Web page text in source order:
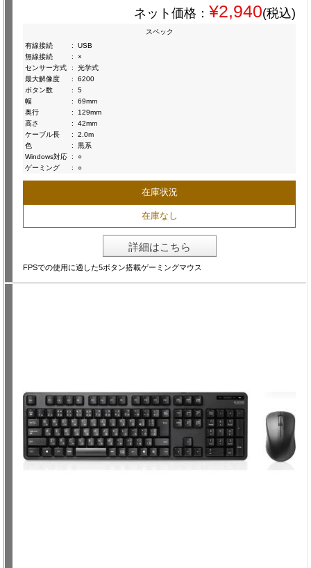
ネット価格： ¥2,940(税込)
スペック
有線接続
:
USB
無線接続
:
×
センサー方式
:
光学式
最大解像度
:
6200
ボタン数
:
5
幅
:
69mm
奥行
:
129mm
高さ
:
42mm
ケーブル長
:
2.0m
色
:
黒系
Windows対応 :
○
ゲーミング
: ○
在庫状況
在庫なし
詳細はこちら
FPSでの使用に適した5ボタン搭載ゲーミングマウス